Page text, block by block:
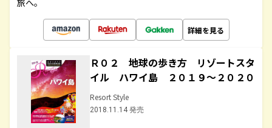
旅へ。
詳細を見る
Ｒ０２ 地球の歩き方 リゾートスタ
イル ハワイ島 ２０１９～２０２０
Resort Style
2018.11.14 発売